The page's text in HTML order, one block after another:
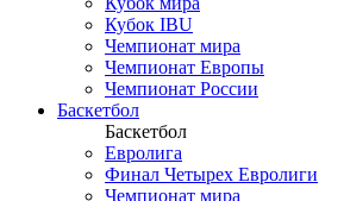
Кубок IBU
Чемпионат мира
Чемпионат Европы
Чемпионат России
Баскетбол
Баскетбол
Евролига
Финал Четырех Евролиги
Чемпионат мира